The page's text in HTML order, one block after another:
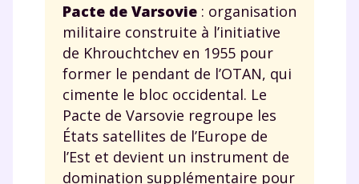
Pacte de Varsovie : organisation
militaire construite à l’initiative
de Khrouchtchev en 1955 pour
former le pendant de l’OTAN, qui
cimente le bloc occidental. Le
Pacte de Varsovie regroupe les
États satellites de l’Europe de
l’Est et devient un instrument de
domination supplémentaire pour